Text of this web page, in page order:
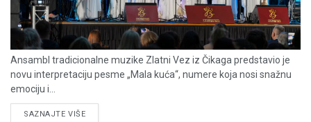
Ansambl tradicionalne muzike Zlatni Vez iz Čikaga predstavio je
novu interpretaciju pesme „Mala kuća“, numere koja nosi snažnu
emociju i...
SAZNAJTE VIŠEDETAILS